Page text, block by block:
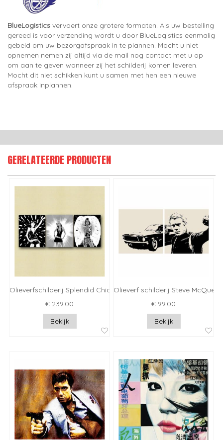
BlueLogistics vervoert onze grotere formaten. Als uw bestelling
gereed is voor verzending wordt u door BlueLogistics eenmalig
gebeld om uw bezorgafspraak in te plannen. Mocht u niet
opnemen nemen zij altijd via de mail nog contact met u op
om aan te geven wanneer zij het schilderij komen leveren.
Mocht dit niet schikken kunt u samen met hen een nieuwe
afspraak inplannen.
GERELATEERDE PRODUCTEN
Olieverfschilderij Splendid Chicks
€ 239.00
Bekijk
Olieverf schilderij Steve McQueen
€ 99.00
Bekijk